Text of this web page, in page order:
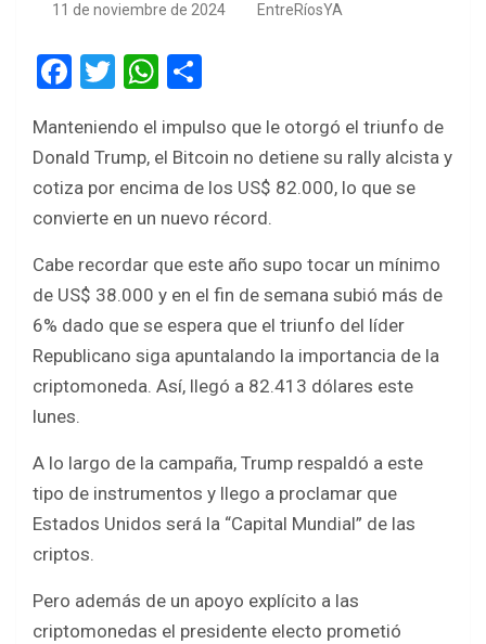
11 de noviembre de 2024 EntreRíosYA
F
ce
b
o
k
T
tt
er
W
at
s
A
p
ar
e
Manteniendo el impulso que le otorgó el triunfo de
Donald Trump, el Bitcoin no detiene su rally alcista y
cotiza por encima de los US$ 82.000, lo que se
convierte en un nuevo récord.
Cabe recordar que este año supo tocar un mínimo
de US$ 38.000 y en el fin de semana subió más de
6% dado que se espera que el triunfo del líder
Republicano siga apuntalando la importancia de la
criptomoneda. Así, llegó a 82.413 dólares este
lunes.
A lo largo de la campaña, Trump respaldó a este
tipo de instrumentos y llego a proclamar que
Estados Unidos será la “Capital Mundial” de las
criptos.
Pero además de un apoyo explícito a las
criptomonedas el presidente electo prometió